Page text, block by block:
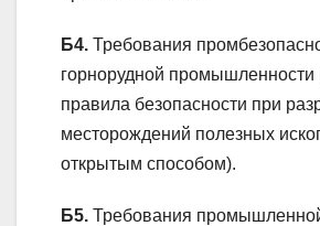
Б4. Требования
горнорудной
правила безопасности при
месторождений полезных
открытым способом).
Б5. Требования